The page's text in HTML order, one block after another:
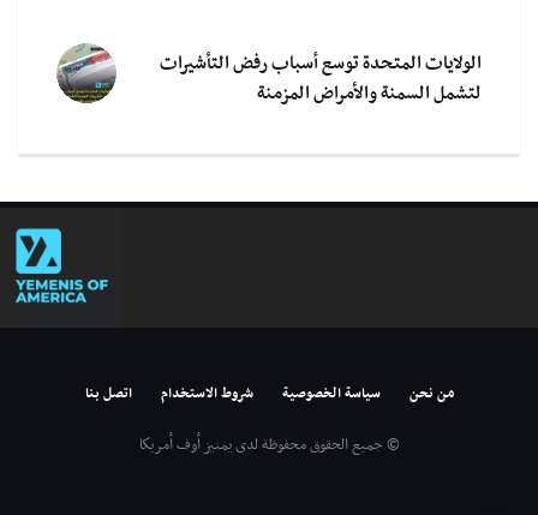
الولايات المتحدة توسع أسباب رفض التأشيرات
لتشمل السمنة والأمراض المزمنة
من نحن سياسة الخصوصية شروط الاستخدام اتصل بنا
© جميع الحقوق محفوظة لدى يمنيز أوف أمريكا